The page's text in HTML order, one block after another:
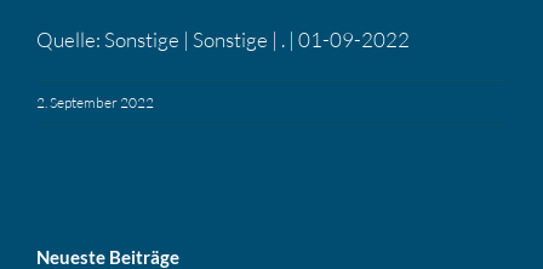
Quelle: Sonstige | Sonstige | . | 01-09-2022
2. September 2022
Neueste Beiträge